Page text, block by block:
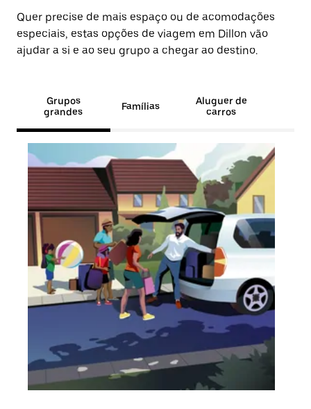
Quer precise de mais espaço ou de acomodações
especiais, estas opções de viagem em Dillon vão
ajudar a si e ao seu grupo a chegar ao destino.
Grupos
grandes
Famílias
Aluguer de
carros